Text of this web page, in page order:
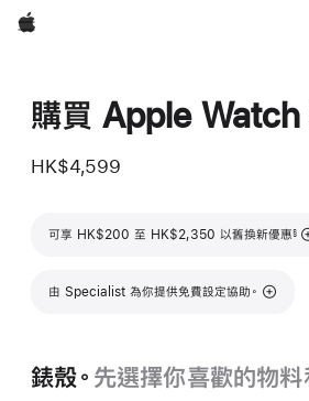
Apple
購買 Apple Watch
HK$4,599
可享 HK$200 至 HK$2,350 以舊換新優惠
註腳
§
由 Specialist 為你提供免費設定協助。
錶殼。 先選擇你喜歡的物料